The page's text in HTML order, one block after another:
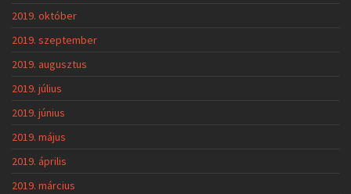
2019. október
2019. szeptember
2019. augusztus
2019. július
2019. június
2019. május
2019. április
2019. március